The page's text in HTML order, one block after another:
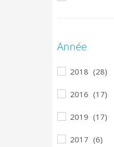
Année
2018 (28)
2016 (17)
2019 (17)
2017 (6)